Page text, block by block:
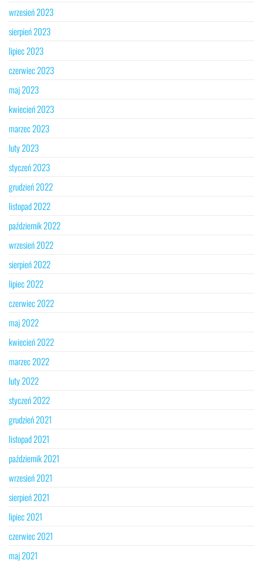
wrzesień 2023
sierpień 2023
lipiec 2023
czerwiec 2023
maj 2023
kwiecień 2023
marzec 2023
luty 2023
styczeń 2023
grudzień 2022
listopad 2022
październik 2022
wrzesień 2022
sierpień 2022
lipiec 2022
czerwiec 2022
maj 2022
kwiecień 2022
marzec 2022
luty 2022
styczeń 2022
grudzień 2021
listopad 2021
październik 2021
wrzesień 2021
sierpień 2021
lipiec 2021
czerwiec 2021
maj 2021